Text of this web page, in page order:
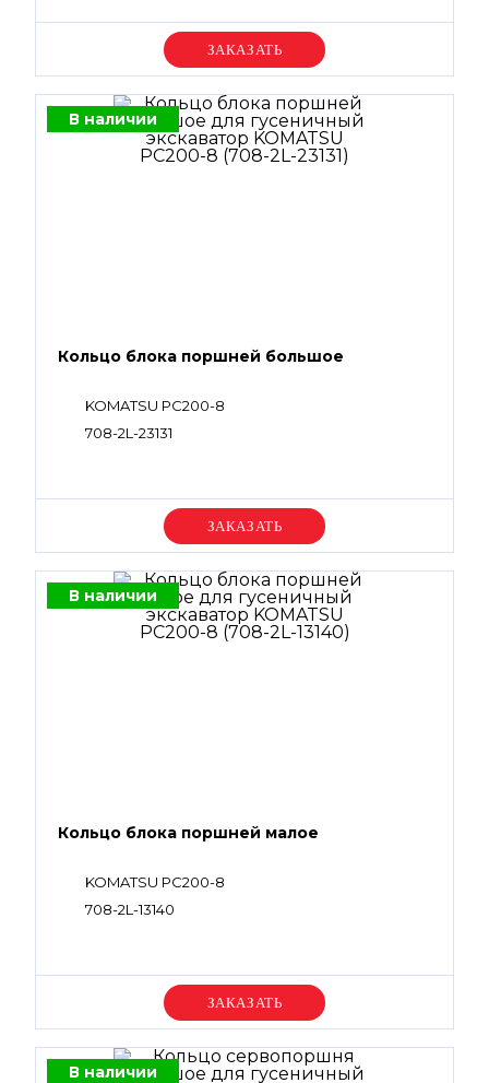
Уточняйте цену
В наличии
Кольцо блока поршней большое
KOMATSU PC200-8
708-2L-23131
Уточняйте цену
В наличии
Кольцо блока поршней малое
KOMATSU PC200-8
708-2L-13140
Уточняйте цену
В наличии